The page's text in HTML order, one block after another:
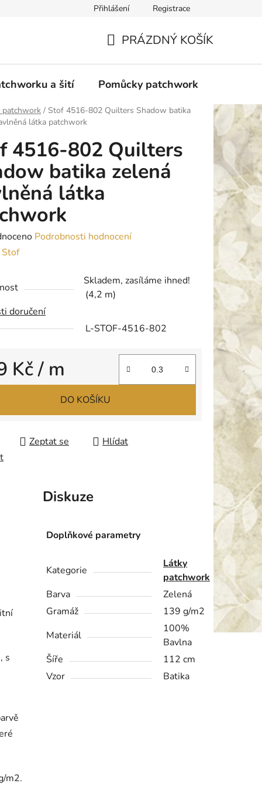
Obchodní podmínky
Přihlášení Registrace
KOŠÍK
PRÁZDNÝ KOŠÍK
a šití Pomůcky patchwork
patchwork / Stof 4516-802 Quilters Shadow batika
látka patchwork
4516-802 Quilters
batika zelená
látka
Podrobnosti hodnocení
Stof
Skladem, zasíláme ihned!
(4,2 m)
doručení
L-STOF-4516-802
Kč/ m
DO KOŠÍKU
Zeptat se
Hlídat
Diskuze
s
m2.
Doplňkové parametry
Kategorie
Látky
patchwork
Barva
Zelená
Gramáž
139 g/m2
Materiál
100%
Bavlna
Šíře
112 cm
Vzor
Batika